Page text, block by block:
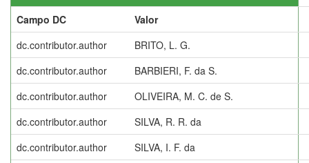
Campo DC
Valor
dc.contributor.author
BRITO, L. G.
dc.contributor.author
BARBIERI, F. da S.
dc.contributor.author
OLIVEIRA, M. C. de S.
dc.contributor.author
SILVA, R. R. da
dc.contributor.author
SILVA, I. F. da